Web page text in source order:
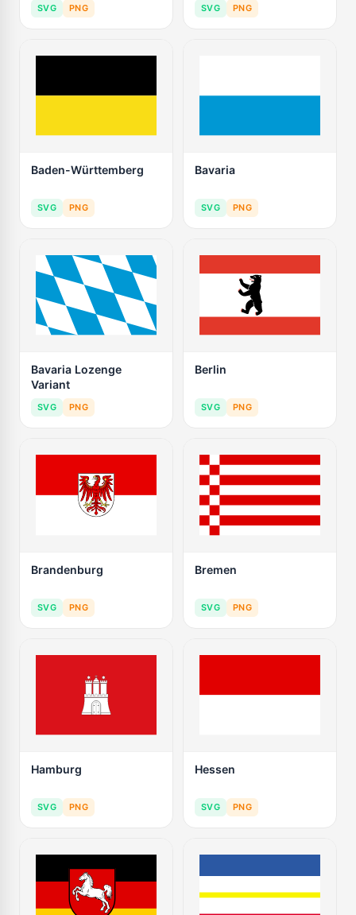
SVG PNG SVG PNG
Baden-Württemberg
SVG PNG
Bavaria
SVG PNG
Bavaria Lozenge
Variant
SVG PNG
Berlin
SVG PNG
Brandenburg
SVG PNG
Bremen
SVG PNG
Hamburg
SVG PNG
Hessen
SVG PNG